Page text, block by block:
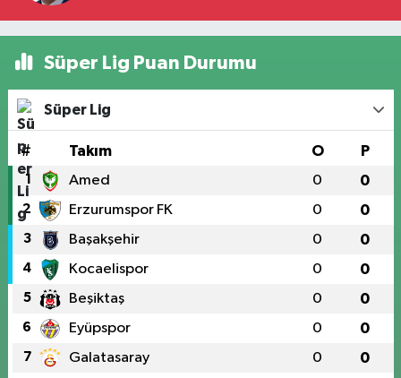
Süper Lig Puan Durumu
Süper Lig
# Takım O P
1 Amed 0 0
2 Erzurumspor FK 0 0
3 Başakşehir 0 0
4 Kocaelispor 0 0
5 Beşiktaş 0 0
6 Eyüpspor 0 0
7 Galatasaray 0 0